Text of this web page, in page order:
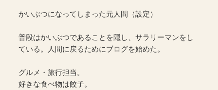
かいぶつになってしまった元人間（設定）
普段はかいぶつであることを隠し、サラリーマンをし
ている。人間に戻るためにブログを始めた。
グルメ・旅行担当。
好きな食べ物は餃子。